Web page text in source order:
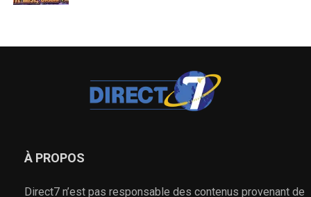
À PROPOS
Direct7 n’est pas responsable des contenus provenant de